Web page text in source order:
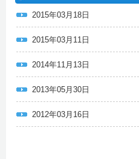
2015年03月18日
2015年03月11日
2014年11月13日
2013年05月30日
2012年03月16日